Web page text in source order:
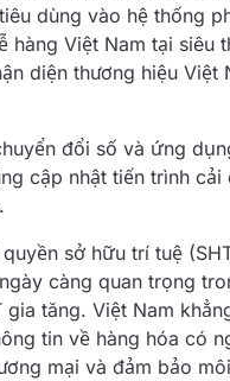
dùng vào hệ thống
Việt Nam tại siêu
diện thương hiệu Việt
đổi số và ứng
cập nhật tiến trình cải
sở hữu trí tuệ
càng quan trọng
tăng. Việt Nam
tin về hàng hóa có
mại và đảm bảo